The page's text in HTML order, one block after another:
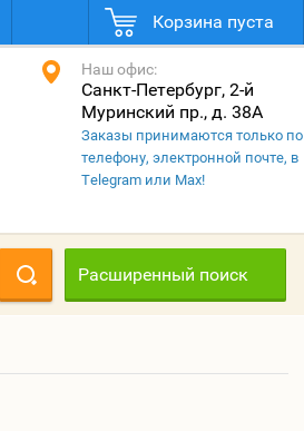
Корзина пуста
Наш офис:
Санкт-Петербург, 2-й
Муринский пр., д. 38А
Заказы принимаются только по
телефону, электронной почте, в
Telegram или Max!
Расширенный поиск